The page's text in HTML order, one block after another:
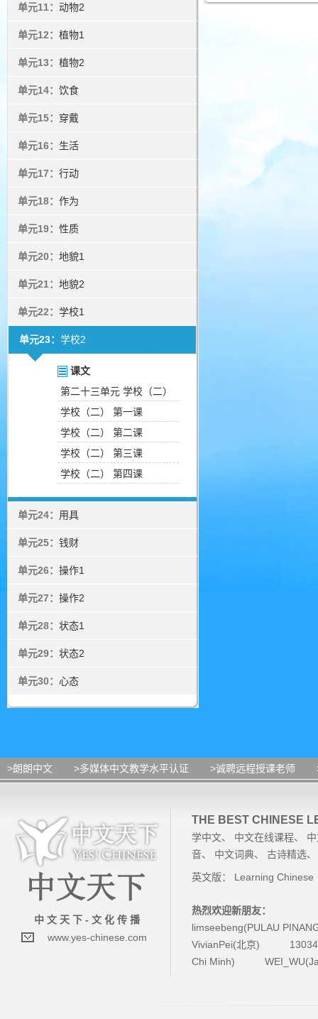
单元11： 动物2
单元12： 植物1
单元13： 植物2
单元14： 饮食
单元15： 穿戴
单元16： 生活
单元17： 行动
单元18： 作为
单元19： 性质
单元20： 地貌1
单元21： 地貌2
单元22： 学校1
单元23： 学校2
课文
第二十三单元 学校（二）
学校（二） 第一课
学校（二） 第二课
学校（二） 第三课
学校（二） 第四课
单元24： 用具
单元25： 钱财
单元26： 操作1
单元27： 操作2
单元28： 状态1
单元29： 状态2
单元30： 心态
>朗朗中文 >多媒体中文教学水平认证 >诚聘远程授课老师
中 文 天 下 - 文 化 传 播
www.yes-chinese.com
THE BEST CHINESE
学中文、 中文在线课程、
音、 中文词典、 古诗精选
英文版： Learning Chinese
热烈欢迎新朋友：
limseebeng(PULAU
VivianPei(北京)
Chi Minh)